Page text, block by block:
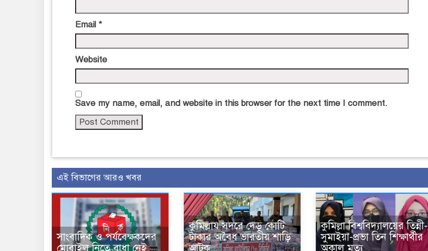
Email *
Website
Save my name, email, and website in this browser for the next time I comment.
এই বিভাগের আরও খবর
সাংবাদিক ও পর্যবেক্ষকদের
মোবাইল নিতে বাধা নেই
কুমিল্লায সদরে দেড় কোটি
টাকার অবৈধ ভারতীয় শাড়ি
আটক
কুমিল্লা বিশ্ববিদ্যালয়ের তিন্নী-
সুমাইয়া-প্রভা তিন শিক্ষার্থীর
অকাল মৃত্যু